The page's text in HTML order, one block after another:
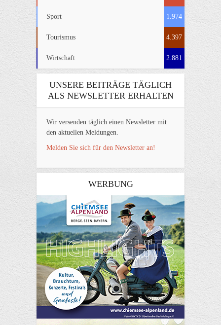
Sport 1.974
Tourismus 4.397
Wirtschaft 2.881
UNSERE BEITRÄGE TÄGLICH
ALS NEWSLETTER ERHALTEN
Wir versenden täglich einen Newsletter mit
den aktuellen Meldungen.
Melden Sie sich für den Newsletter an!
WERBUNG